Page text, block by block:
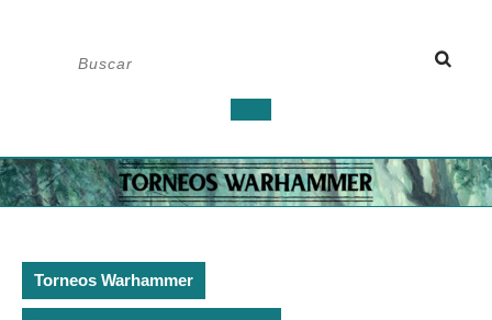
de
apertura
Torneos Warhammer